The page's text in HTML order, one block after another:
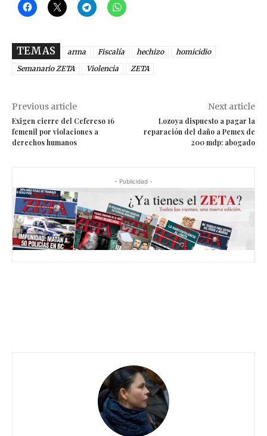
TEMAS arma Fiscalía hechizo
homicidio
Semanario ZETA
Violencia ZETA
Previous article
Exigen cierre del Cefereso 16
femenil por violaciones a
derechos humanos
Next article
Lozoya dispuesto a pagar la
reparación del daño a Pemex de
200 mdp: abogado
- Publicidad -